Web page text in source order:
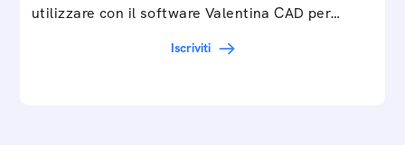
utilizzare con il software Valentina CAD per…
Iscriviti